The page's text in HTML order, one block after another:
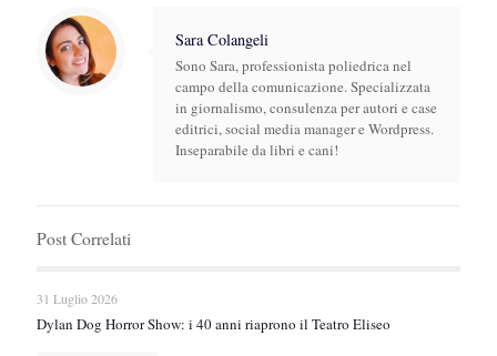
Sara Colangeli
Sono Sara, professionista poliedrica nel
campo della comunicazione. Specializzata
in giornalismo, consulenza per autori e case
editrici, social media manager e Wordpress.
Inseparabile da libri e cani!
Post Correlati
31 Luglio 2026
Dylan Dog Horror Show: i 40 anni riaprono il Teatro Eliseo